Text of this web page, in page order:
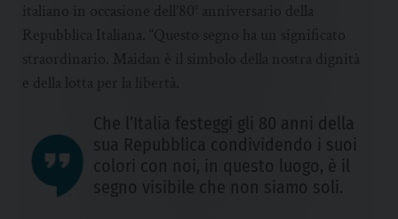
italiano in occasione dell’80° anniversario della
Repubblica Italiana. “Questo segno ha un significato
straordinario. Maidan è il simbolo della nostra dignità
e della lotta per la libertà.
Che l’Italia festeggi gli 80 anni della
sua Repubblica condividendo i suoi
colori con noi, in questo luogo, è il
segno visibile che non siamo soli.